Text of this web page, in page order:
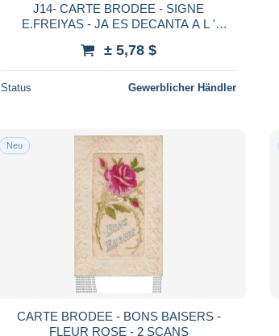
J14- CARTE BRODEE - SIGNE
E.FREIYAS - JA ES DECANTA A L '
DANSE -( 2 SCANS )
± 5,78 $
Status Gewerblicher Händler
Neu
CARTE BRODEE - BONS BAISERS -
FLEUR ROSE - 2 SCANS